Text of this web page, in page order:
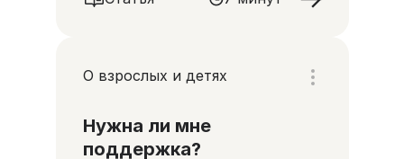
О взрослых и детях
Нужна ли мне
поддержка?